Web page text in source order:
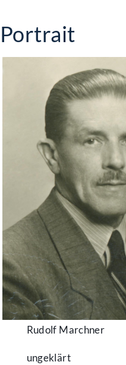
Portrait
Rudolf Marchner
ungeklärt